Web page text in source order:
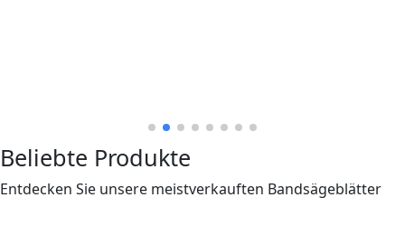
Beliebte Produkte
Entdecken Sie unsere meistverkauften Bandsägeblätter